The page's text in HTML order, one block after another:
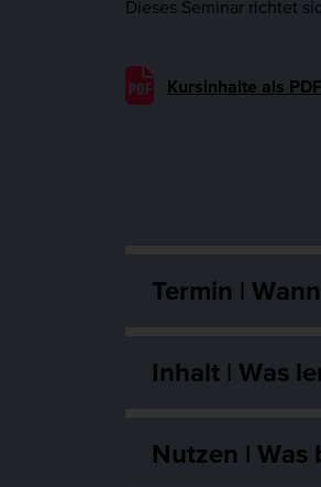
Dieses Seminar richtet
Kursinhalte als
Termin |
Inhalt | Was
Nutzen | Was